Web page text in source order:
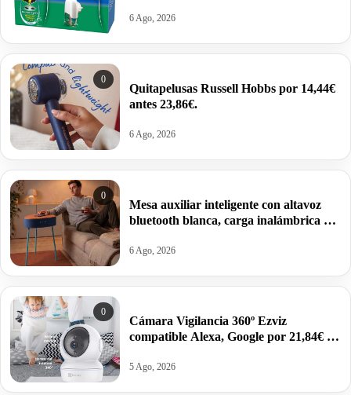
6 Ago, 2026
0
Quitapelusas Russell Hobbs por 14,44€
antes 23,86€.
6 Ago, 2026
0
Mesa auxiliar inteligente con altavoz
bluetooth blanca, carga inalámbrica y
6 Ago, 2026
0
Cámara Vigilancia 360º Ezviz
compatible Alexa, Google por 21,84€ y
5 Ago, 2026